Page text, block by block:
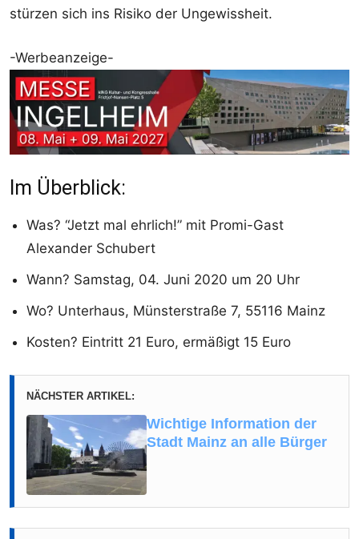
stürzen sich ins Risiko der Ungewissheit.
-Werbeanzeige-
Im Überblick:
Was? “Jetzt mal ehrlich!” mit Promi-Gast
Alexander Schubert
Wann? Samstag, 04. Juni 2020 um 20 Uhr
Wo? Unterhaus, Münsterstraße 7, 55116 Mainz
Kosten? Eintritt 21 Euro, ermäßigt 15 Euro
NÄCHSTER ARTIKEL:
Wichtige Information der
Stadt Mainz an alle Bürger